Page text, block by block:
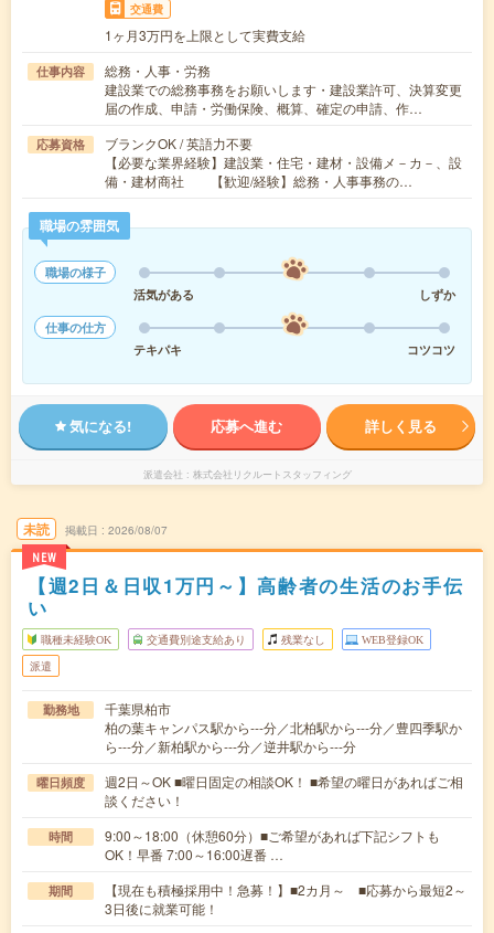
交通費
1ヶ月3万円を上限として実費支給
仕事内容
総務・人事・労務
建設業での総務事務をお願いします・建設業許可、決算変更
届の作成、申請・労働保険、概算、確定の申請、作…
応募資格
ブランクOK / 英語力不要
【必要な業界経験】建設業・住宅・建材・設備メ－カ－、設
備・建材商社 【歓迎/経験】総務・人事事務の…
職場の雰囲気
職場の様子
活気がある
しずか
仕事の仕方
テキパキ
コツコツ
気になる! 応募へ進む 詳しく見る
派遣会社 株式会社リクルートスタッフィング
未読
NEW
掲載日 2026/08/07
【週2日＆日収1万円～】高齢者の生活のお手伝
い
職種未経験OK 交通費別途支給あり 残業なし WEB登録OK
派遣
勤務地
千葉県柏市
柏の葉キャンパス駅から---分／北柏駅から---分／豊四季駅か
ら---分／新柏駅から---分／逆井駅から---分
曜日頻度
週2日～OK ■曜日固定の相談OK！ ■希望の曜日があればご相
談ください！
時間
9:00～18:00（休憩60分）■ご希望があれば下記シフトも
OK！早番 7:00～16:00遅番 …
期間
【現在も積極採用中！急募！】■2カ月～ ■応募から最短2～
3日後に就業可能！